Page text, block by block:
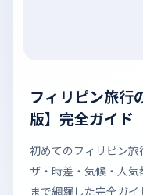
フィリピン旅行
版】完全ガイド
初めてのフィリピン
ザ・時差・気候・人
まで網羅した完全ガ